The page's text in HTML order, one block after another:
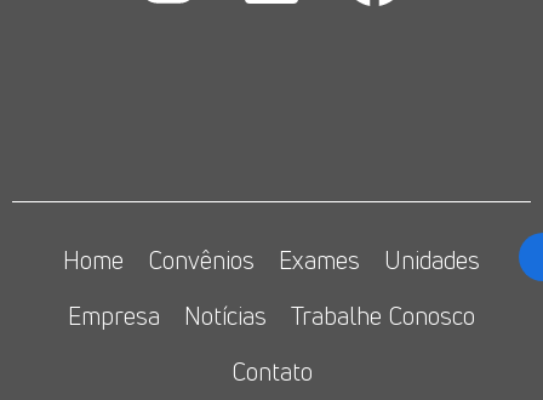
Home Convênios Exames
Unidades
Empresa
Notícias
Trabalhe Conosco
Contato